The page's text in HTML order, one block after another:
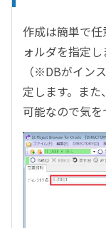
作成は簡単で
ォルダを指定し
（※DBがイン
定します。ま
可能なので気を